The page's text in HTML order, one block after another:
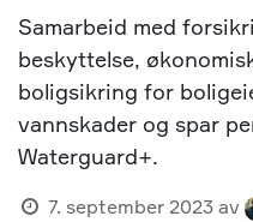
Samarbeid med
beskyttelse,
boligsikring for
vannskader og spar
Waterguard+.
7. september 2023 av